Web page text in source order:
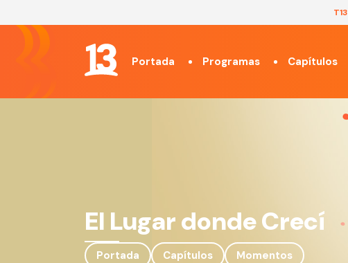
T13
Portada Programas Capítulos
El Lugar donde Crecí
Portada Capítulos Momentos